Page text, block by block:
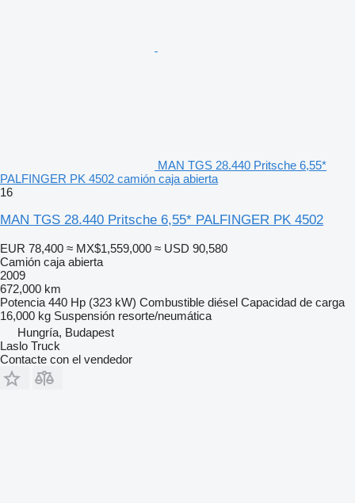
MAN TGS 28.440 Pritsche 6,55*
PALFINGER PK 4502 camión caja abierta
16
MAN TGS 28.440 Pritsche 6,55* PALFINGER PK 4502
EUR 78,400 ≈ MX$1,559,000 ≈ USD 90,580
Camión caja abierta
2009
672,000 km
Potencia 440 Hp (323 kW) Combustible diésel Capacidad de carga
16,000 kg Suspensión resorte/neumática
Hungría, Budapest
Laslo Truck
Contacte con el vendedor